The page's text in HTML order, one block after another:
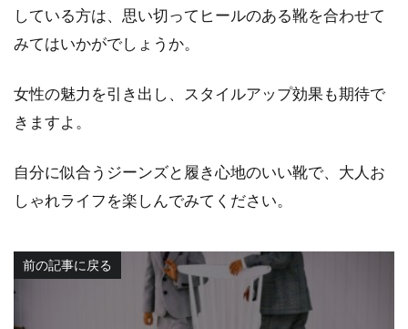
している方は、思い切ってヒールのある靴を合わせて
みてはいかがでしょうか。
女性の魅力を引き出し、スタイルアップ効果も期待で
きますよ。
自分に似合うジーンズと履き心地のいい靴で、大人お
しゃれライフを楽しんでみてください。
前の記事に戻る